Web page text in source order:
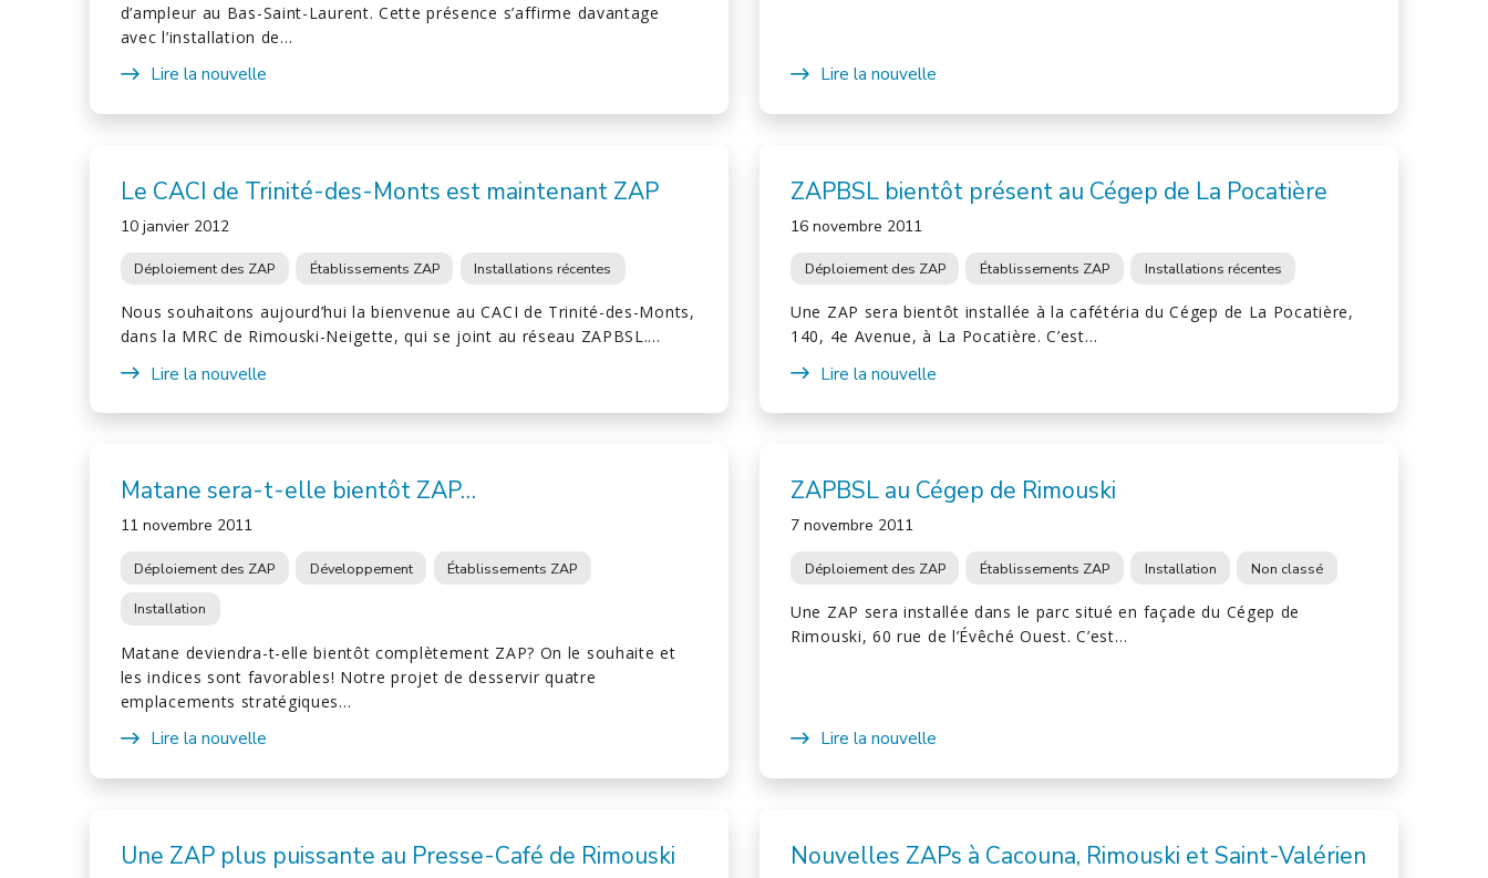
d’ampleur au Bas-Saint-Laurent. Cette présence s’affirme davantage
avec l’installation de…
Lire la nouvelle Lire la nouvelle
Le CACI de Trinité-des-Monts est maintenant ZAP
10 janvier 2012
Déploiement des ZAP Établissements ZAP Installations récentes
Nous souhaitons aujourd’hui la bienvenue au CACI de Trinité-des-Monts,
dans la MRC de Rimouski-Neigette, qui se joint au réseau ZAPBSL.…
Lire la nouvelle
ZAPBSL bientôt présent au Cégep de La Pocatière
16 novembre 2011
Déploiement des ZAP Établissements ZAP Installations récentes
Une ZAP sera bientôt installée à la cafétéria du Cégep de La Pocatière,
140, 4e Avenue, à La Pocatière. C’est…
Lire la nouvelle
Matane sera-t-elle bientôt ZAP…
11 novembre 2011
Déploiement des ZAP Développement Établissements ZAP
Installation
Matane deviendra-t-elle bientôt complètement ZAP? On le souhaite et
les indices sont favorables! Notre projet de desservir quatre
emplacements stratégiques…
Lire la nouvelle
ZAPBSL au Cégep de Rimouski
7 novembre 2011
Déploiement des ZAP Établissements ZAP Installation Non classé
Une ZAP sera installée dans le parc situé en façade du Cégep de
Rimouski, 60 rue de l’Évêché Ouest. C’est…
Lire la nouvelle
Une ZAP plus puissante au Presse-Café de Rimouski Nouvelles ZAPs à Cacouna, Rimouski et Saint-Valérien